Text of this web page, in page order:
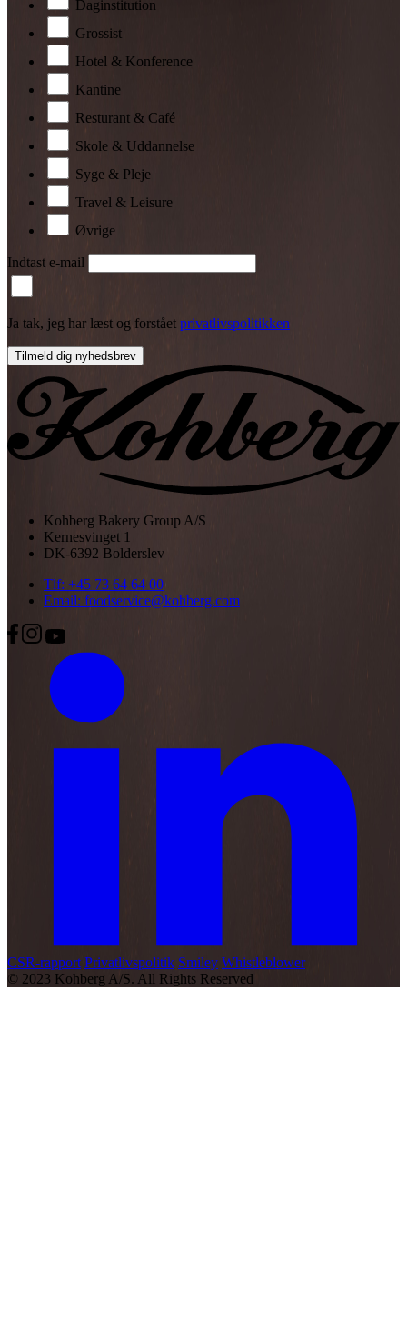
Daginstitution
Grossist
Hotel & Konference
Kantine
Resturant & Café
Skole & Uddannelse
Syge & Pleje
Travel & Leisure
Øvrige
Indtast e-mail
Ja tak, jeg har læst og forstået privatlivspolitikken
Tilmeld dig nyhedsbrev
Kohberg Bakery Group A/S
Kernesvinget 1
DK-6392 Bolderslev
Tlf: +45 73 64 64 00
Email: foodservice@kohberg.com
CSR-rapport Privatlivspolitik Smiley Whistleblower
© 2023 Kohberg A/S. All Rights Reserved